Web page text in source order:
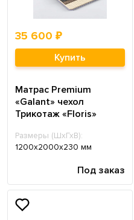
35 600 ₽
Купить
Матрас Premium
«Galant» чехол
Трикотаж «Floris»
Размеры (ШхГхВ):
1200х2000х230 мм
Под заказ